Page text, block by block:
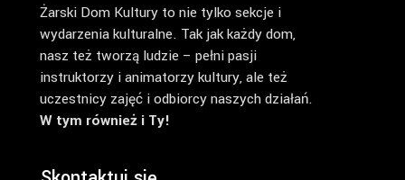
Żarski Dom Kultury to nie tylko sekcje i
wydarzenia kulturalne. Tak jak każdy dom,
nasz też tworzą ludzie – pełni pasji
instruktorzy i animatorzy kultury, ale też
uczestnicy zajęć i odbiorcy naszych działań.
W tym również i Ty!